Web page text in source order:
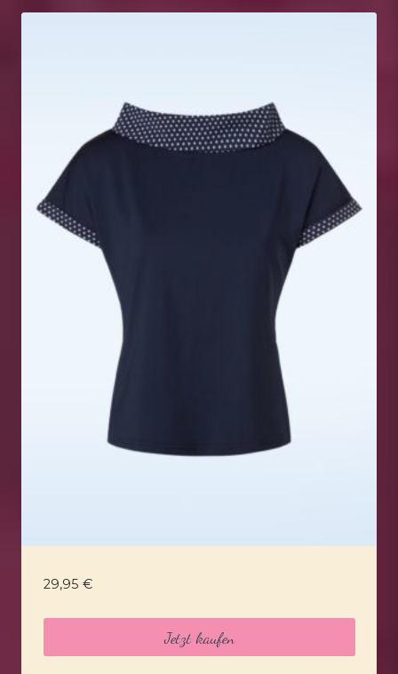
29,95 €
Jetzt kaufen